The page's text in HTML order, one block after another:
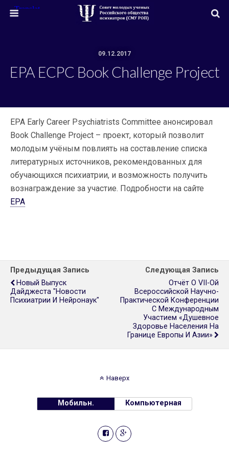
09.12.2017
EPA ECPC Book Challenge Project
EPA Early Career Psychiatrists Committee анонсировал
Book Challenge Project – проект, который позволит
молодым учёным повлиять на составление списка
литературных источников, рекомендованных для
обучающихся психиатрии, и возможность получить
вознаграждение за участие. Подробности на сайте
EPA
Предыдущая Запись
Новый Выпуск
Дайджеста "Новости
Психиатрии И Нейронаук"
Следующая Запись
Отчёт О VII-Ой
Всероссийской Научно-
Практической Конференции
С Международным
Участием «Душевное
Здоровье Населения На
Границе Европы И Азии»
Наверх
Мобильн. Компьютерная